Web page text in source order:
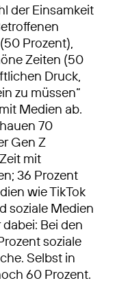
der Einsamkeit
Prozent),
Zeiten (50
Druck,
zu müssen“
Medien ab.
70
Gen Z
mit
36 Prozent
wie TikTok
soziale Medien
Bei den
soziale
Selbst in
60 Prozent.